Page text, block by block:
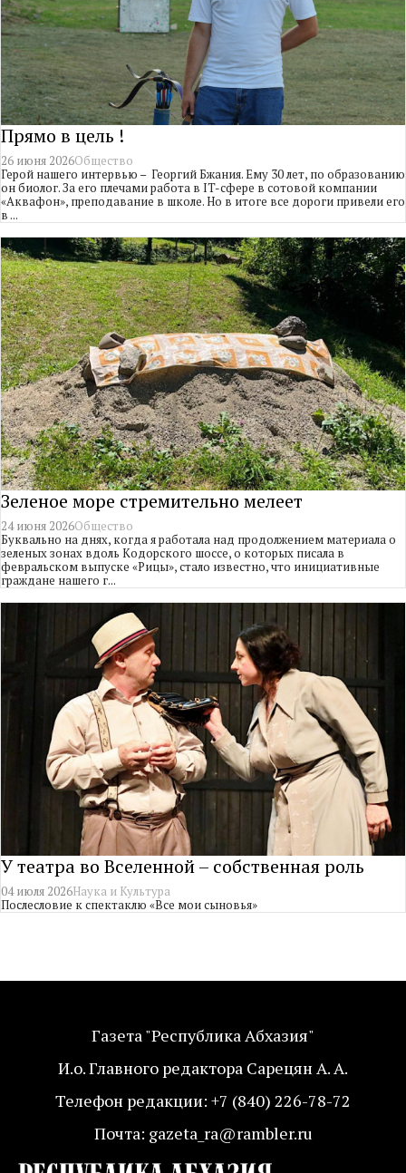
Прямо в цель !
26 июня 2026Общество
Герой нашего интервью – Георгий Бжания. Ему 30 лет, по образованию
он биолог. За его плечами работа в IT-сфере в сотовой компании
«Аквафон», преподавание в школе. Но в итоге все дороги привели его
в ...
Зеленое море стремительно мелеет
24 июня 2026Общество
Буквально на днях, когда я работала над продолжением материала о
зеленых зонах вдоль Кодорского шоссе, о которых писала в
февральском выпуске «Рицы», стало известно, что инициативные
граждане нашего г...
У театра во Вселенной – собственная роль
04 июля 2026Наука и Культура
Послесловие к спектаклю «Все мои сыновья»
Газета "Республика Абхазия"
И.о. Главного редактора Сарецян А. А.
Телефон редакции: +7 (840) 226-78-72
Почта: gazeta_ra@rambler.ru